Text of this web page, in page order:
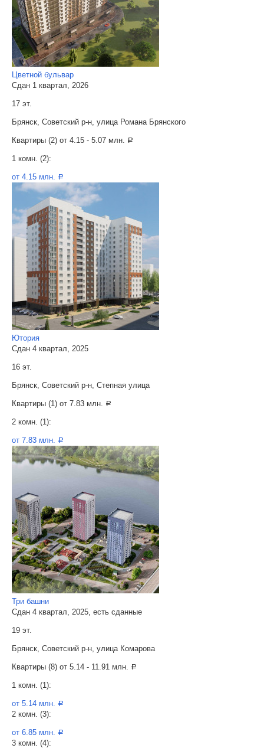
Цветной бульвар
Сдан 1 квартал, 2026
17 эт.
Брянск, Советский р-н, улица Романа Брянского
Квартиры (2) от 4.15 - 5.07 млн. a
1 комн. (2):
от 4.15 млн. a
Ютория
Сдан 4 квартал, 2025
16 эт.
Брянск, Советский р-н, Степная улица
Квартиры (1) от 7.83 млн. a
2 комн. (1):
от 7.83 млн. a
Три башни
Сдан 4 квартал, 2025, есть сданные
19 эт.
Брянск, Советский р-н, улица Комарова
Квартиры (8) от 5.14 - 11.91 млн. a
1 комн. (1):
от 5.14 млн. a
2 комн. (3):
от 6.85 млн. a
3 комн. (4):